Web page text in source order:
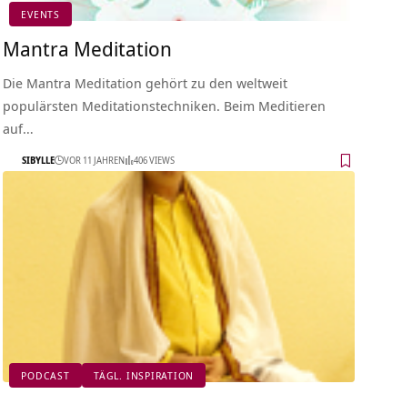
EVENTS
Mantra Meditation
Die Mantra Meditation gehört zu den weltweit
populärsten Meditationstechniken. Beim Meditieren
auf…
SIBYLLE VOR 11 JAHREN 406 VIEWS
PODCAST TÄGL. INSPIRATION